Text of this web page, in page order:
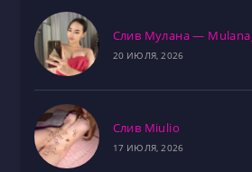
Слив Мулана —
20 ИЮЛЯ, 2026
Слив Miulio
17 ИЮЛЯ, 2026